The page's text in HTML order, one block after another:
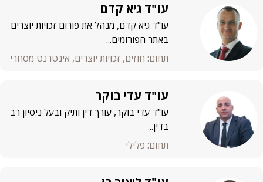
עו"ד גיא קדם
עו"ד גיא קדם, מנהל את פורום זכויות יוצרים
באתר הפורומים...
תחום: חוזים, זכויות יוצרים, אינטרנט מסחרי
עו"ד עדי בוקר
עו"ד עדי בוקר, עורך דין ותיק ובעל ניסיון רב
בדין...
תחום: פלילי